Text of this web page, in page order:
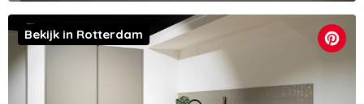
Bekijk in Rotterdam